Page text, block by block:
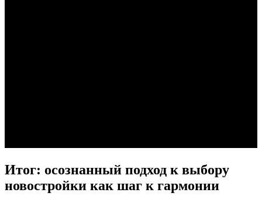
Итог: осознанный подход к выбору
новостройки как шаг к гармонии